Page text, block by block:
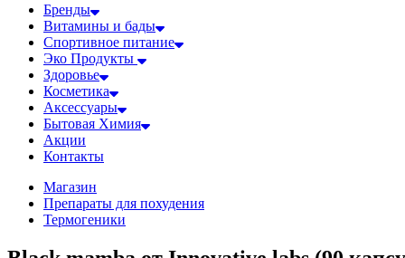
Бренды
Витамины и бады
Спортивное питание
Эко Продукты
Здоровье
Косметика
Аксессуары
Бытовая Химия
Акции
Контакты
Магазин
Препараты для похудения
Термогеники